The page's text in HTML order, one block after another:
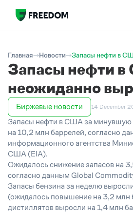
Главная Новости Запасы нефти в
Запасы нефти
неожиданно
Биржевые новости 14 December
Запасы нефти в США за минувшую
на 10,2 млн баррелей, согласно
информационного агентства
США (EIA).
Ожидалось снижение запасов на
согласно данным Global
Запасы бензина за неделю
(ожидалось повышение на 3,2 млн
дистиллятов выросли на 1,4 млн